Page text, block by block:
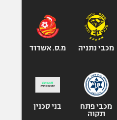
אופניים
ספורט מוטורי
כדורמים
בייסבול MLB
ספורט אתגרי
אומנויות לחימה
מכבי נתניה מ.ס. אשדוד
מכבי פתח
תקוה
בני סכנין